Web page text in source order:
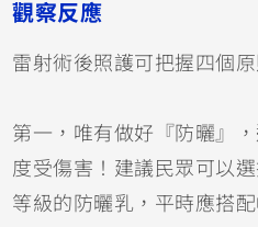
觀察反應
雷射術後照護可把握四個原
第一，唯有做好『防曬』
度受傷害！建議民眾可以
等級的防曬乳，平時應搭